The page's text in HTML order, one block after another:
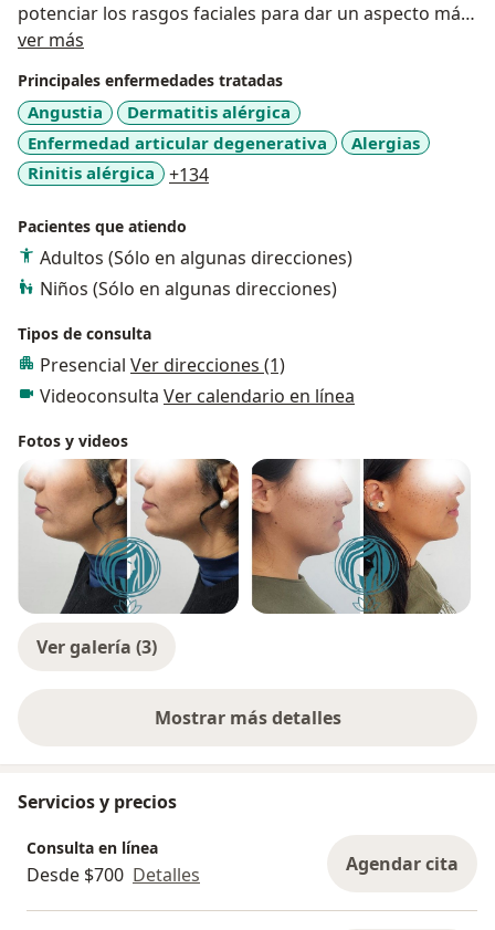
potenciar los rasgos faciales para dar un aspecto más
estético al rostro y mejor textura a la piel.
Su práctica médica se basa en el uso de tecnología de
vanguardia y de los mejores productos del mercado
que garantizar resultados óptimos. La Dra. Karen
Domínguez se caracteriza por la atención
necesidades específicas de cada paciente con
diagnósticos personalizados.
ver más
Principales enfermedades tratadas
Angustia
Dermatitis alérgica
Enfermedad articular degenerativa
Alergias
Rinitis alérgica
+134a11y_sr_more_diseases
Pacientes que atiendo
Adultos (Sólo en algunas direcciones)
Niños (Sólo en algunas direcciones)
Tipos de consulta
Presencial Ver direcciones (1)
Videoconsulta Ver calendario en línea
Fotos y videos
Ver galería (3)
Mostrar más detalles
sobre la experiencia
Servicios y precios
Consulta en línea
Desde $700 Detalles Agendar cita